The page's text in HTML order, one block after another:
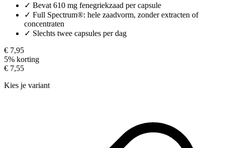
✓ Bevat 610 mg fenegriekzaad per capsule
✓ Full Spectrum®: hele zaadvorm, zonder extracten of
concentraten
✓ Slechts twee capsules per dag
€ 7,95
5% korting
€ 7,55
Kies je variant